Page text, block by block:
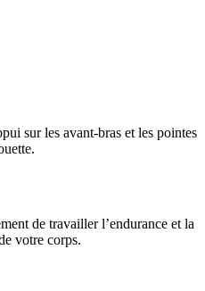
sur les avant-bras et les pointes
de travailler l’endurance et la
votre corps.